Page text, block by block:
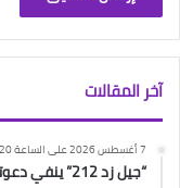
آخر المقالات
7 أغسطس 2026 على الساعة 12:20 مساءً
“جيل زد 212” ينفي دعوته لأي مظاهرة ويحذر من منشورات مفبركة